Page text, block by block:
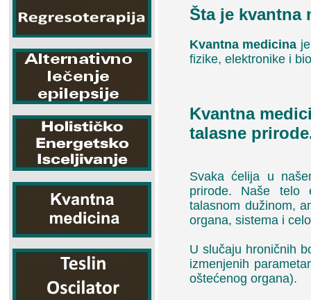
Šta je kvantna
Kvantna medicina
fizike, elektronike i
Kvantna
talasne
Svaka ćelija u
prirode. Naše telo
talasnom dužinom,
organa, sistema i
U slučaju hroničnih
izmenjenih
oštećenog organa).